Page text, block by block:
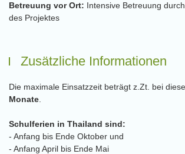
Betreuung vor Ort: Intensive Betreuung
des Projektes
Zusätzliche Informationen
Die maximale Einsatzzeit beträgt z.Zt. bei
Monate
Schulferien in Thailand sind:
- Anfang bis Ende Oktober und
- Anfang April bis Ende Mai